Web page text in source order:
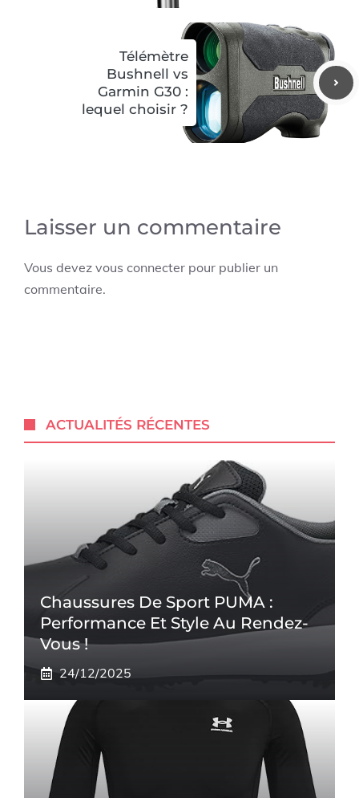
Télémètre
Bushnell vs
Garmin G30 :
lequel choisir ?
Laisser un commentaire
Vous devez vous connecter pour publier un
commentaire.
ACTUALITÉS RÉCENTES
Chaussures De Sport PUMA :
Performance Et Style Au Rendez-
Vous !
24/12/2025